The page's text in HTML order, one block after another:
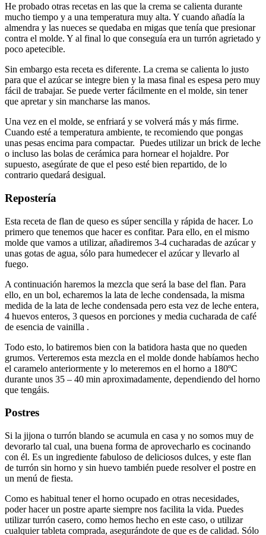
He probado otras recetas en las que la crema se calienta durante
mucho tiempo y a una temperatura muy alta. Y cuando añadía la
almendra y las nueces se quedaba en migas que tenía que presionar
contra el molde. Y al final lo que conseguía era un turrón agrietado y
poco apetecible.
Sin embargo esta receta es diferente. La crema se calienta lo justo
para que el azúcar se integre bien y la masa final es espesa pero muy
fácil de trabajar. Se puede verter fácilmente en el molde, sin tener
que apretar y sin mancharse las manos.
Una vez en el molde, se enfriará y se volverá más y más firme.
Cuando esté a temperatura ambiente, te recomiendo que pongas
unas pesas encima para compactar. Puedes utilizar un brick de leche
o incluso las bolas de cerámica para hornear el hojaldre. Por
supuesto, asegúrate de que el peso esté bien repartido, de lo
contrario quedará desigual.
Repostería
Esta receta de flan de queso es súper sencilla y rápida de hacer. Lo
primero que tenemos que hacer es confitar. Para ello, en el mismo
molde que vamos a utilizar, añadiremos 3-4 cucharadas de azúcar y
unas gotas de agua, sólo para humedecer el azúcar y llevarlo al
fuego.
A continuación haremos la mezcla que será la base del flan. Para
ello, en un bol, echaremos la lata de leche condensada, la misma
medida de la lata de leche condensada pero esta vez de leche entera,
4 huevos enteros, 3 quesos en porciones y media cucharada de café
de esencia de vainilla .
Todo esto, lo batiremos bien con la batidora hasta que no queden
grumos. Verteremos esta mezcla en el molde donde habíamos hecho
el caramelo anteriormente y lo meteremos en el horno a 180ºC
durante unos 35 – 40 min aproximadamente, dependiendo del horno
que tengáis.
Postres
Si la jijona o turrón blando se acumula en casa y no somos muy de
devorarlo tal cual, una buena forma de aprovecharlo es cocinando
con él. Es un ingrediente fabuloso de deliciosos dulces, y este flan
de turrón sin horno y sin huevo también puede resolver el postre en
un menú de fiesta.
Como es habitual tener el horno ocupado en otras necesidades,
poder hacer un postre aparte siempre nos facilita la vida. Puedes
utilizar turrón casero, como hemos hecho en este caso, o utilizar
cualquier tableta comprada, asegurándote de que es de calidad. Sólo